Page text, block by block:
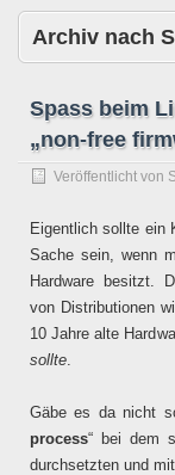
Archiv nach
Spass beim
„non-free
Veröffentlicht von
Eigentlich sollte ein
Sache sein, wenn
Hardware besitzt.
von Distributionen
10 Jahre alte
sollte
Gäbe es da nicht
process“ bei dem
durchsetzten und